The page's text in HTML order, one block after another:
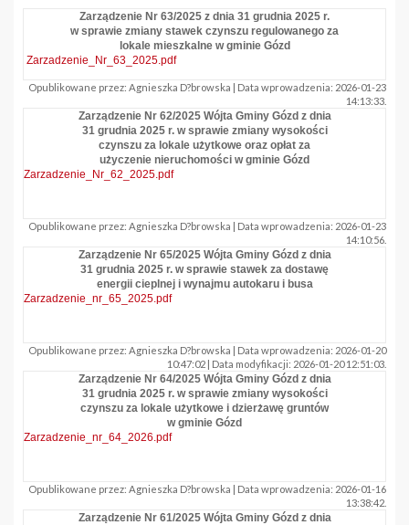
Zarządzenie Nr 63/2025 z dnia 31 grudnia 2025 r.
w sprawie zmiany stawek czynszu regulowanego za
lokale mieszkalne w gminie Gózd
Zarzadzenie_Nr_63_2025.pdf
Opublikowane przez: Agnieszka D?browska | Data wprowadzenia: 2026-01-23
14:13:33.
Zarządzenie Nr 62/2025 Wójta Gminy Gózd z dnia
31 grudnia 2025 r. w sprawie zmiany wysokości
czynszu za lokale użytkowe oraz opłat za
użyczenie nieruchomości w gminie Gózd
Zarzadzenie_Nr_62_2025.pdf
Opublikowane przez: Agnieszka D?browska | Data wprowadzenia: 2026-01-23
14:10:56.
Zarządzenie Nr 65/2025 Wójta Gminy Gózd z dnia
31 grudnia 2025 r. w sprawie stawek za dostawę
energii cieplnej i wynajmu autokaru i busa
Zarzadzenie_nr_65_2025.pdf
Opublikowane przez: Agnieszka D?browska | Data wprowadzenia: 2026-01-20
10:47:02 | Data modyfikacji: 2026-01-20 12:51:03.
Zarządzenie Nr 64/2025 Wójta Gminy Gózd z dnia
31 grudnia 2025 r. w sprawie zmiany wysokości
czynszu za lokale użytkowe i dzierżawę gruntów
w gminie Gózd
Zarzadzenie_nr_64_2026.pdf
Opublikowane przez: Agnieszka D?browska | Data wprowadzenia: 2026-01-16
13:38:42.
Zarządzenie Nr 61/2025 Wójta Gminy Gózd z dnia